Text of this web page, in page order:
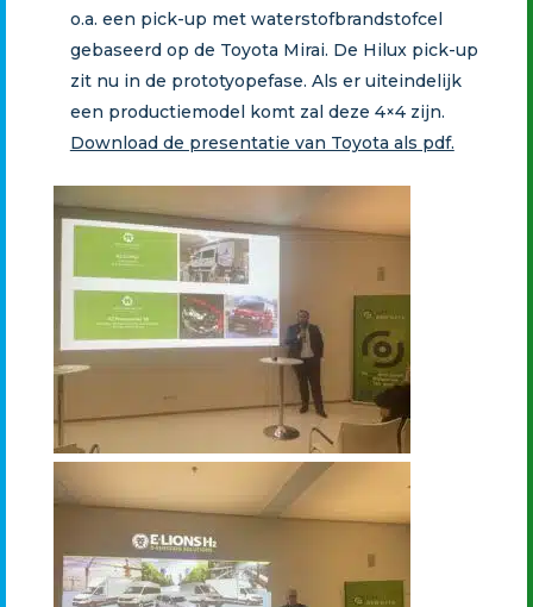
o.a. een pick-up met waterstofbrandstofcel
gebaseerd op de Toyota Mirai. De Hilux pick-up
zit nu in de prototyopefase. Als er uiteindelijk
een productiemodel komt zal deze 4×4 zijn.
Download de presentatie van Toyota als pdf.